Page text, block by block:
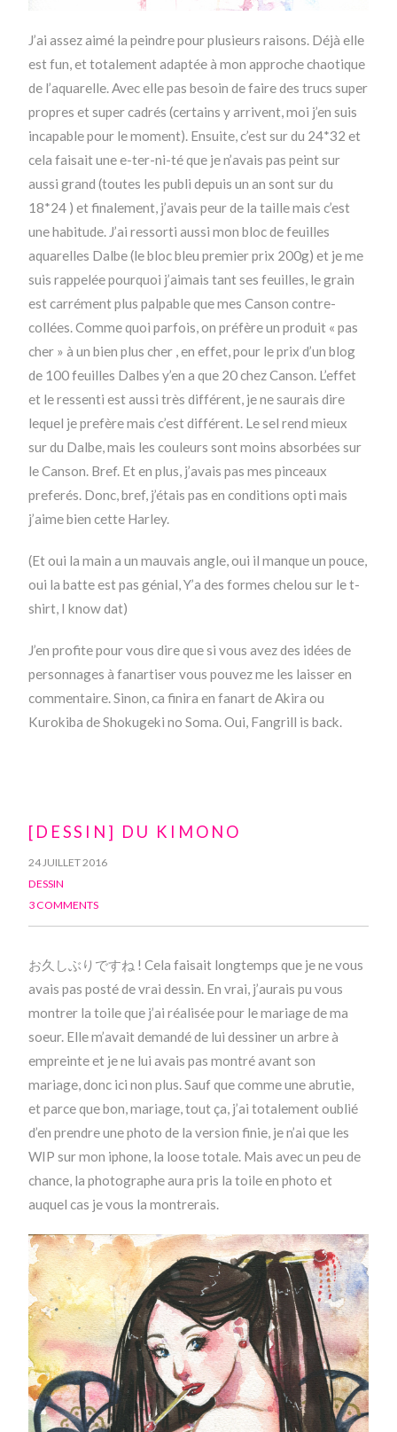
J’ai assez aimé la peindre pour plusieurs raisons. Déjà elle
est fun, et totalement adaptée à mon approche chaotique
de l’aquarelle. Avec elle pas besoin de faire des trucs super
propres et super cadrés (certains y arrivent, moi j’en suis
incapable pour le moment). Ensuite, c’est sur du 24*32 et
cela faisait une e-ter-ni-té que je n’avais pas peint sur
aussi grand (toutes les publi depuis un an sont sur du
18*24 ) et finalement, j’avais peur de la taille mais c’est
une habitude. J’ai ressorti aussi mon bloc de feuilles
aquarelles Dalbe (le bloc bleu premier prix 200g) et je me
suis rappelée pourquoi j’aimais tant ses feuilles, le grain
est carrément plus palpable que mes Canson contre-
collées. Comme quoi parfois, on préfère un produit « pas
cher » à un bien plus cher , en effet, pour le prix d’un blog
de 100 feuilles Dalbes y’en a que 20 chez Canson. L’effet
et le ressenti est aussi très différent, je ne saurais dire
lequel je prefère mais c’est différent. Le sel rend mieux
sur du Dalbe, mais les couleurs sont moins absorbées sur
le Canson. Bref. Et en plus, j’avais pas mes pinceaux
preferés. Donc, bref, j’étais pas en conditions opti mais
j’aime bien cette Harley.
(Et oui la main a un mauvais angle, oui il manque un pouce,
oui la batte est pas génial, Y’a des formes chelou sur le t-
shirt, I know dat)
J’en profite pour vous dire que si vous avez des idées de
personnages à fanartiser vous pouvez me les laisser en
commentaire. Sinon, ca finira en fanart de Akira ou
Kurokiba de Shokugeki no Soma. Oui, Fangrill is back.
[DESSIN] DU KIMONO
24 JUILLET 2016
DESSIN
3 COMMENTS
お久しぶりですね ! Cela faisait longtemps que je ne vous
avais pas posté de vrai dessin. En vrai, j’aurais pu vous
montrer la toile que j’ai réalisée pour le mariage de ma
soeur. Elle m’avait demandé de lui dessiner un arbre à
empreinte et je ne lui avais pas montré avant son
mariage, donc ici non plus. Sauf que comme une abrutie,
et parce que bon, mariage, tout ça, j’ai totalement oublié
d’en prendre une photo de la version finie, je n’ai que les
WIP sur mon iphone, la loose totale. Mais avec un peu de
chance, la photographe aura pris la toile en photo et
auquel cas je vous la montrerais.